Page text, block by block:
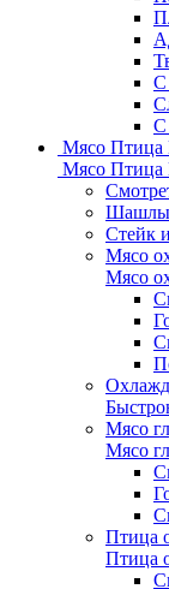
С
С
Мясо Птица
Мясо Птица
Стейк
Мясо
Мясо
Мясо
Мясо
Птица
Птица